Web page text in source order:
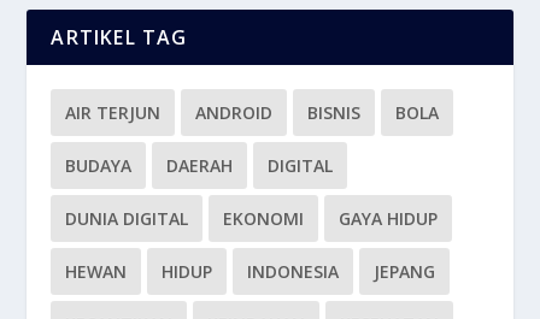
ARTIKEL TAG
AIR TERJUN ANDROID BISNIS BOLA
BUDAYA DAERAH DIGITAL
DUNIA DIGITAL EKONOMI GAYA HIDUP
HEWAN HIDUP INDONESIA JEPANG